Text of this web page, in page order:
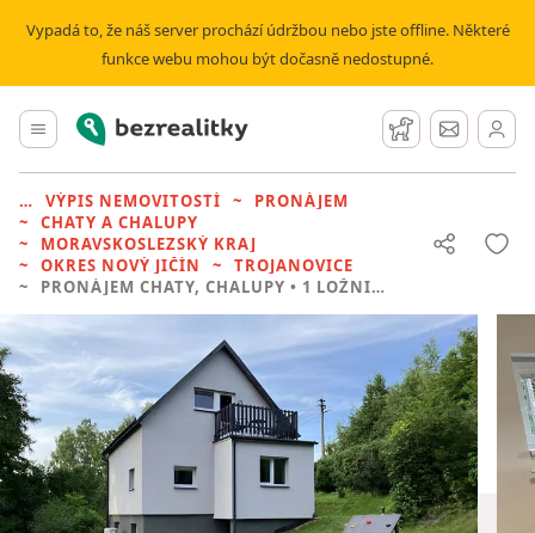
Vypadá to, že náš server prochází údržbou nebo jste offline. Některé
funkce webu mohou být dočasně nedostupné.
Hlavní menu
Bezrealitky Hlídací pes
Zprávy
VÝPIS NEMOVITOSTÍ
PRONÁJEM
CHATY A CHALUPY
MORAVSKOSLEZSKÝ KRAJ
OKRES NOVÝ JIČÍN
TROJANOVICE
PRONÁJEM CHATY, CHALUPY • 1 LOŽNICE BEZ REALITKY